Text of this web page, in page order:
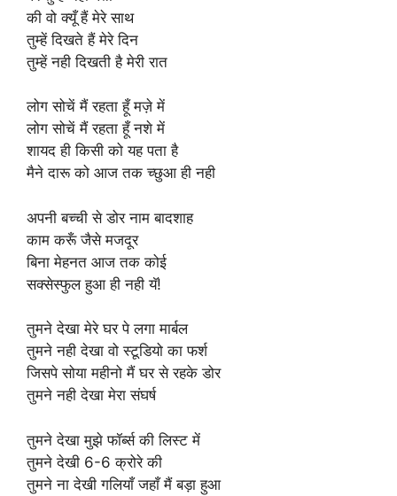
की वो क्यूँ हैं मेरे साथ
तुम्हें दिखते हैं मेरे दिन
तुम्हें नही दिखती है मेरी रात
लोग सोचें मैं रहता हूँ मज़े में
लोग सोचें मैं रहता हूँ नशे में
शायद ही किसी को यह पता है
मैने दारू को आज तक च्छुआ ही नही
अपनी बच्ची से डोर नाम बादशाह
काम करूँ जैसे मजदूर
बिना मेहनत आज तक कोई
सक्सेस्फुल हुआ ही नही यॅ!
तुमने देखा मेरे घर पे लगा मार्बल
तुमने नही देखा वो स्टूडियो का फर्श
जिसपे सोया महीनो मैं घर से रहके डोर
तुमने नही देखा मेरा संघर्ष
तुमने देखा मुझे फॉर्ब्स की लिस्ट में
तुमने देखी 6-6 क्रोरे की
तुमने ना देखी गलियाँ जहाँ मैं बड़ा हुआ